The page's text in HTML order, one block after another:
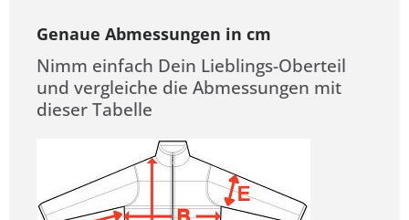
Genaue Abmessungen in cm
Nimm einfach Dein Lieblings-Oberteil
und vergleiche die Abmessungen mit
dieser Tabelle